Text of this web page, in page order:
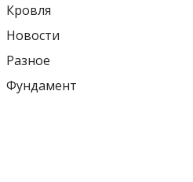
Кровля
Новости
Разное
Фундамент